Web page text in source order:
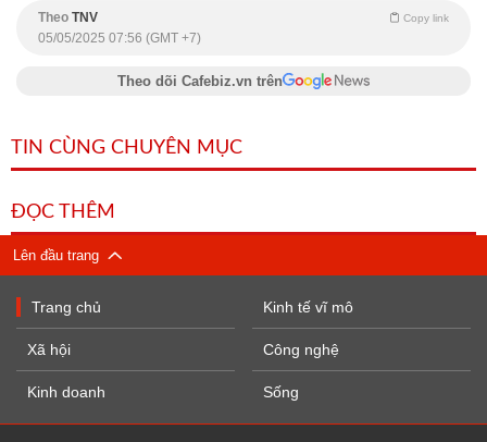
Theo TNV Copy link
05/05/2025 07:56 (GMT +7)
Theo dõi Cafebiz.vn trên
TIN CÙNG CHUYÊN MỤC
ĐỌC THÊM
Lên đầu trang
Trang chủ
Xã hội
Kinh doanh
Kinh tế vĩ mô
Công nghệ
Sống